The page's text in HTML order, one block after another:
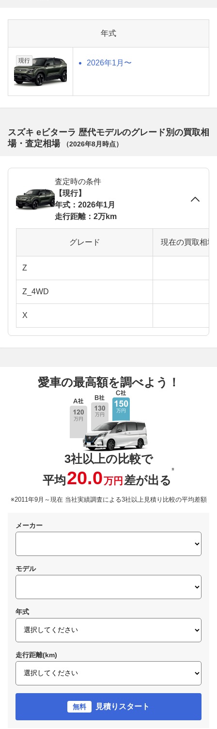
年式
現行 2026年1月〜
スズキ eビターラ 歴代モデルのグレード別の買取相
場・査定相場
（2026年8月 時点）
査定時の条件
【現行】
年式：2026年1月
走行距離：2万km
グレード 現在の買取相
Z
Z_4WD
X
愛車の最高額を調べよう！
3社以上の比較で
平均20.0万円 差が出る
※
※2011年9月～現在 当社実績調査による3社以上見積り比較の平均差額
メーカー
モデル
年式
走行距離(km)
無料 見積りスタート